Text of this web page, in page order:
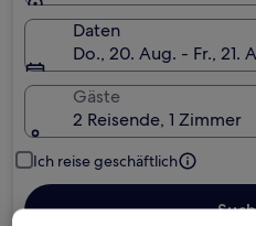
Daten
Do., 20. Aug. - Fr., 21.
Gäste
2 Reisende, 1 Zimmer
Ich reise geschäftlich